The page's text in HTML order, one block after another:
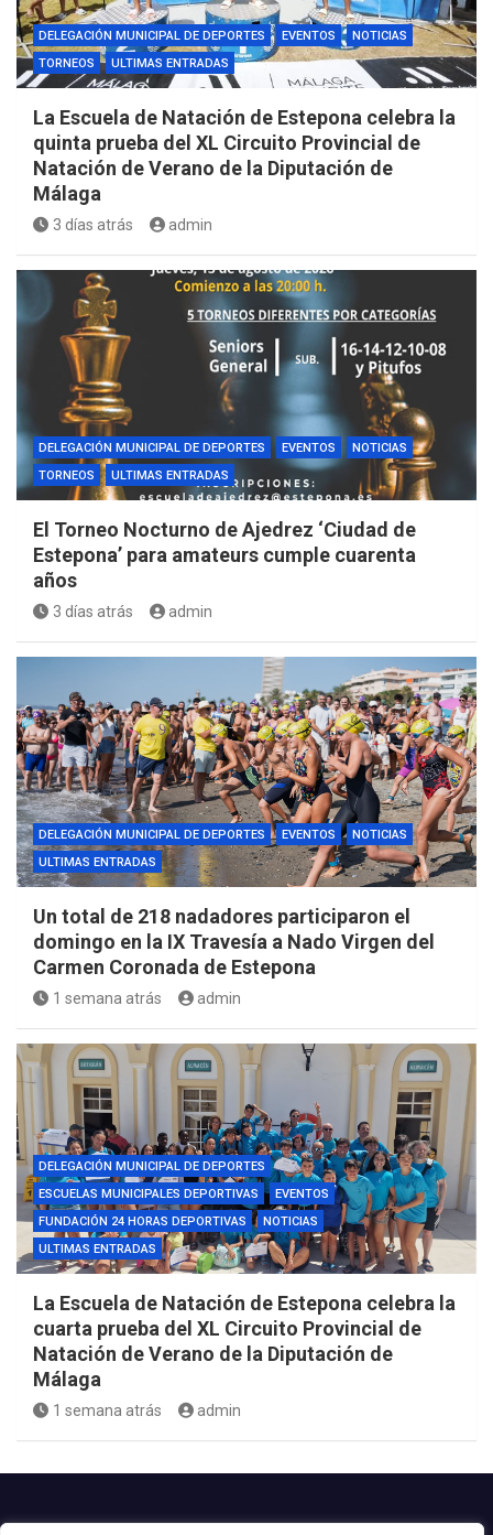
DELEGACIÓN MUNICIPAL DE DEPORTES EVENTOS
NOTICIAS
TORNEOS
ULTIMAS ENTRADAS
La Escuela de Natación de Estepona celebra la
quinta prueba del XL Circuito Provincial de
Natación de Verano de la Diputación de
Málaga
3 días atrás admin
DELEGACIÓN MUNICIPAL DE DEPORTES EVENTOS
NOTICIAS
TORNEOS
ULTIMAS ENTRADAS
El Torneo Nocturno de Ajedrez ‘Ciudad de
Estepona’ para amateurs cumple cuarenta
años
3 días atrás admin
DELEGACIÓN MUNICIPAL DE DEPORTES EVENTOS
NOTICIAS
ULTIMAS ENTRADAS
Un total de 218 nadadores participaron el
domingo en la IX Travesía a Nado Virgen del
Carmen Coronada de Estepona
1 semana atrás admin
DELEGACIÓN MUNICIPAL DE DEPORTES
ESCUELAS MUNICIPALES DEPORTIVAS
EVENTOS
FUNDACIÓN 24 HORAS DEPORTIVAS
NOTICIAS
ULTIMAS ENTRADAS
La Escuela de Natación de Estepona celebra la
cuarta prueba del XL Circuito Provincial de
Natación de Verano de la Diputación de
Málaga
1 semana atrás admin